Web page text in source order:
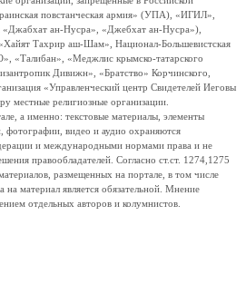
повстанческая армия» (УПА), «ИГИЛ»,
ан-Нусра», «Джебхат ан-Нусра»),
Тахрир аш-Шам», Национал-Большевистская
«Талибан», «Меджлис крымско-татарского
Дивижн», «Братство» Корчинского,
«Управленческий центр Свидетелей Иеговы
местные религиозные организации.
а именно: текстовые материалы, элементы
фотографии, видео и аудио охраняются
и международными нормами права и не
правообладателей. Согласно ст.ст. 1274,1275
размещенных на портале, в том числе
на материал является обязательной. Мнение
отдельных авторов и колумнистов.